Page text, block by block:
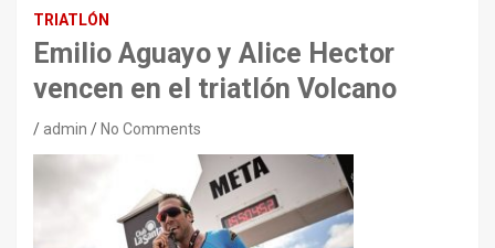
TRIATLÓN
Emilio Aguayo y Alice Hector
vencen en el triatlón Volcano
admin No Comments